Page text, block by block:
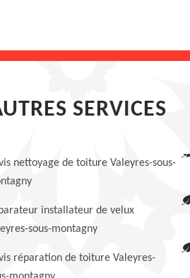
SERVICES
nettoyage de toiture Valeyres-sous-
installateur de velux
sous-montagny
réparation de toiture Valeyres-